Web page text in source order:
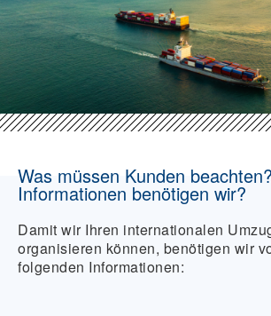
Was müssen Kunden
Informationen benötigen wir?
Damit wir Ihren internationalen
organisieren können, benötigen wir
folgenden Informationen: